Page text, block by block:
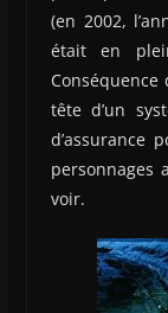
(en 2002,
était en
tête d’un
d’assurance
personnages
voir.